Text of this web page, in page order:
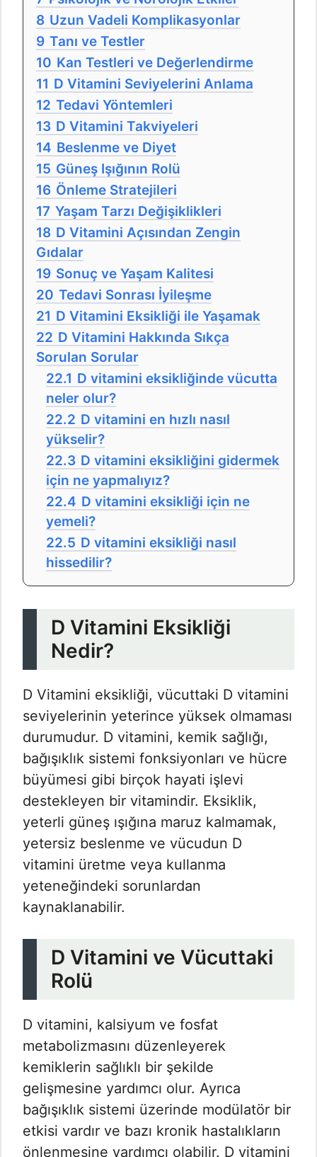
8 Uzun Vadeli Komplikasyonlar
9 Tanı ve Testler
10 Kan Testleri ve Değerlendirme
11 D Vitamini Seviyelerini Anlama
12 Tedavi Yöntemleri
13 D Vitamini Takviyeleri
14 Beslenme ve Diyet
15 Güneş Işığının Rolü
16 Önleme Stratejileri
17 Yaşam Tarzı Değişiklikleri
18 D Vitamini Açısından Zengin
Gıdalar
19 Sonuç ve Yaşam Kalitesi
20 Tedavi Sonrası İyileşme
21 D Vitamini Eksikliği ile Yaşamak
22 D Vitamini Hakkında Sıkça
Sorulan Sorular
22.1 D vitamini eksikliğinde vücutta
neler olur?
22.2 D vitamini en hızlı nasıl
yükselir?
22.3 D vitamini eksikliğini gidermek
için ne yapmalıyız?
22.4 D vitamini eksikliği için ne
yemeli?
22.5 D vitamini eksikliği nasıl
hissedilir?
D Vitamini Eksikliği
Nedir?
D Vitamini eksikliği, vücuttaki D vitamini
seviyelerinin yeterince yüksek olmaması
durumudur. D vitamini, kemik sağlığı,
bağışıklık sistemi fonksiyonları ve hücre
büyümesi gibi birçok hayati işlevi
destekleyen bir vitamindir. Eksiklik,
yeterli güneş ışığına maruz kalmamak,
yetersiz beslenme ve vücudun D
vitamini üretme veya kullanma
yeteneğindeki sorunlardan
kaynaklanabilir.
D Vitamini ve Vücuttaki
Rolü
D vitamini, kalsiyum ve fosfat
metabolizmasını düzenleyerek
kemiklerin sağlıklı bir şekilde
gelişmesine yardımcı olur. Ayrıca
bağışıklık sistemi üzerinde modülatör bir
etkisi vardır ve bazı kronik hastalıkların
önlenmesine yardımcı olabilir. D vitamini